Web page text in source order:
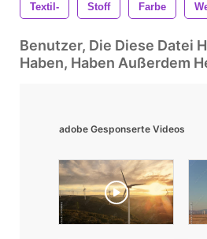
Textil- Stoff Farbe
Benutzer, Die Diese Datei
Haben, Haben Außerdem
adobe Gesponserte Videos